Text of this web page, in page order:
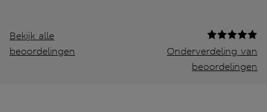
Bekijk alle
beoordelingen
Onderverdeling van
beoordelingen